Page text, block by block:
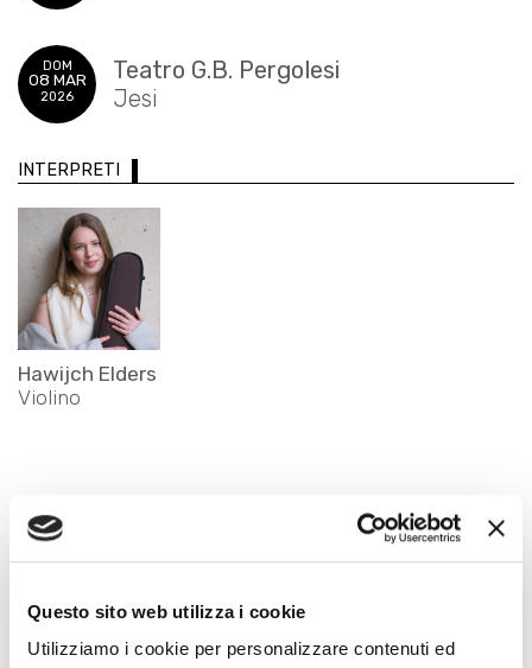
Questo sito web utilizza i cookie
Utilizziamo i cookie per personalizzare contenuti ed
DOM
08 MAR
2026
Teatro G.B. Pergolesi
Jesi
INTERPRETI
Hawijch Elders
Violino